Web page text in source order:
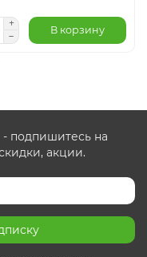
В корзину
подпишитесь на
акции.